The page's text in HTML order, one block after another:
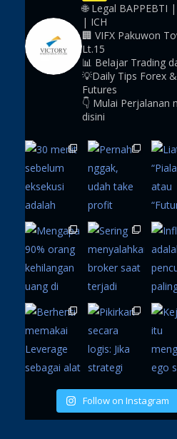
🌐 Legal BAPPEBTI
| ICH
🏢 VIFX Pakuwon
Lt.15
📊 Belajar Trading
💡Daily Tips Forex &
Futures
👇 Mulai Perjalanan
disini
Follow on Instagram